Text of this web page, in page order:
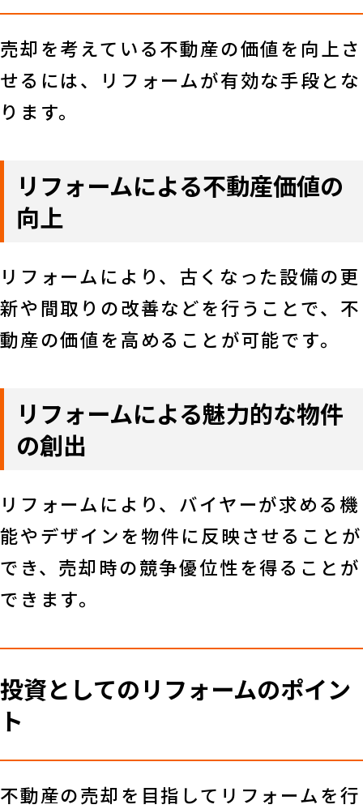
売却を考えている不動産の価値を向上さ
せるには、リフォームが有効な手段とな
ります。
リフォームによる不動産価値の
向上
リフォームにより、古くなった設備の更
新や間取りの改善などを行うことで、不
動産の価値を高めることが可能です。
リフォームによる魅力的な物件
の創出
リフォームにより、バイヤーが求める機
能やデザインを物件に反映させることが
でき、売却時の競争優位性を得ることが
できます。
投資としてのリフォームのポイン
ト
不動産の売却を目指してリフォームを行